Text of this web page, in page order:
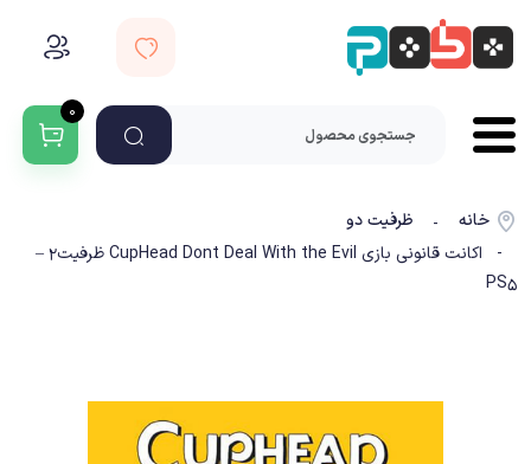
۰
خانه -
ظرفیت دو
- اکانت قانونی بازی CupHead Dont Deal With the Evil ظرفیت2 –
PS5